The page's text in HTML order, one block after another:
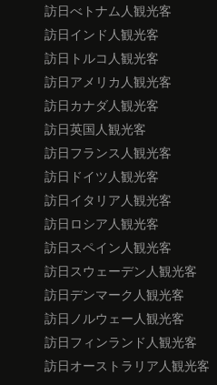
訪日べトナム人観光客
訪日インド人観光客
訪日トルコ人観光客
訪日アメリカ人観光客
訪日カナダ人観光客
訪日英国人観光客
訪日フランス人観光客
訪日ドイツ人観光客
訪日イタリア人観光客
訪日ロシア人観光客
訪日スペイン人観光客
訪日スウェーデン人観光客
訪日デンマーク人観光客
訪日ノルウェー人観光客
訪日フィンランド人観光客
訪日オーストラリア人観光客